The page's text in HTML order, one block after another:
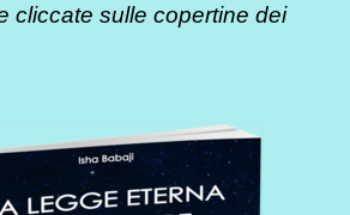
cliccate sulle copertine dei